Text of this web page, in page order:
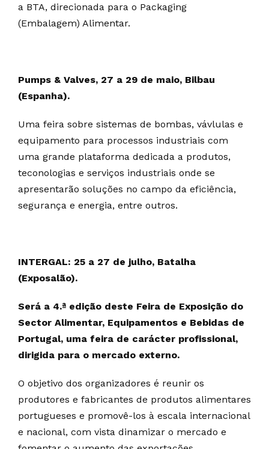
a BTA, direcionada para o Packaging
(Embalagem) Alimentar.
Pumps & Valves, 27 a 29 de maio, Bilbau
(Espanha).
Uma feira sobre sistemas de bombas, vávlulas e
equipamento para processos industriais com
uma grande plataforma dedicada a produtos,
teconologias e serviços industriais onde se
apresentarão soluções no campo da eficiência,
segurança e energia, entre outros.
INTERGAL: 25 a 27 de julho, Batalha
(Exposalão).
Será a 4.ª edição deste Feira de Exposição do
Sector Alimentar, Equipamentos e Bebidas de
Portugal, uma feira de carácter profissional,
dirigida para o mercado externo.
O objetivo dos organizadores é reunir os
produtores e fabricantes de produtos alimentares
portugueses e promovê-los à escala internacional
e nacional, com vista dinamizar o mercado e